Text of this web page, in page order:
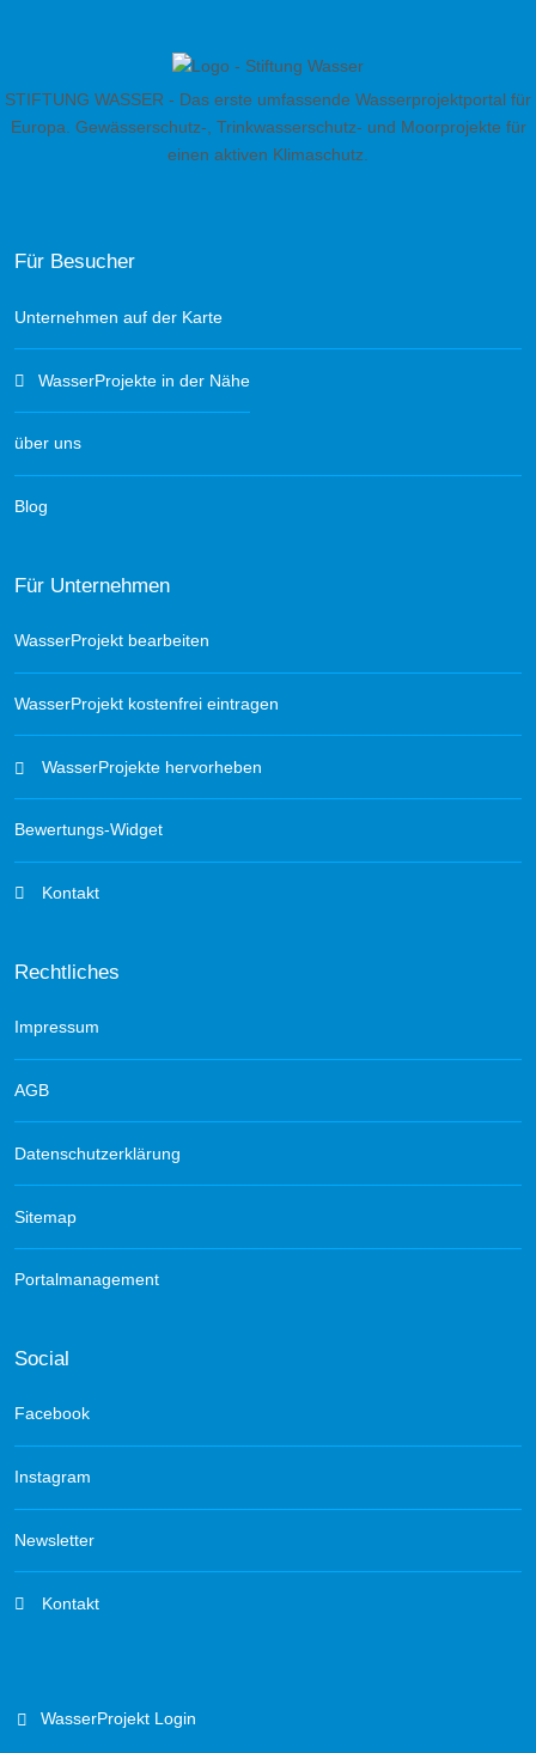
STIFTUNG WASSER - Das erste umfassende Wasserprojektportal für
Europa. Gewässerschutz-, Trinkwasserschutz- und Moorprojekte für
einen aktiven Klimaschutz.
Für Besucher
Unternehmen auf der Karte
WasserProjekte in der Nähe
über uns
Blog
Für Unternehmen
WasserProjekt bearbeiten
WasserProjekt kostenfrei eintragen
WasserProjekte hervorheben
Bewertungs-Widget
Kontakt
Rechtliches
Impressum
AGB
Datenschutzerklärung
Sitemap
Portalmanagement
Social
Facebook
Instagram
Newsletter
Kontakt
WasserProjekt Login